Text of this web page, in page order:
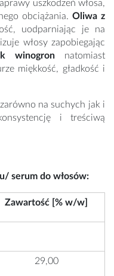
uszkodzeń włosa,
obciążania. Oliwa z
uodparniając je na
włosy zapobiegając
winogron natomiast
miękkość, gładkość i
na suchych jak i
i treściwą
serum do włosów:
Zawartość [% w/w]
29,00